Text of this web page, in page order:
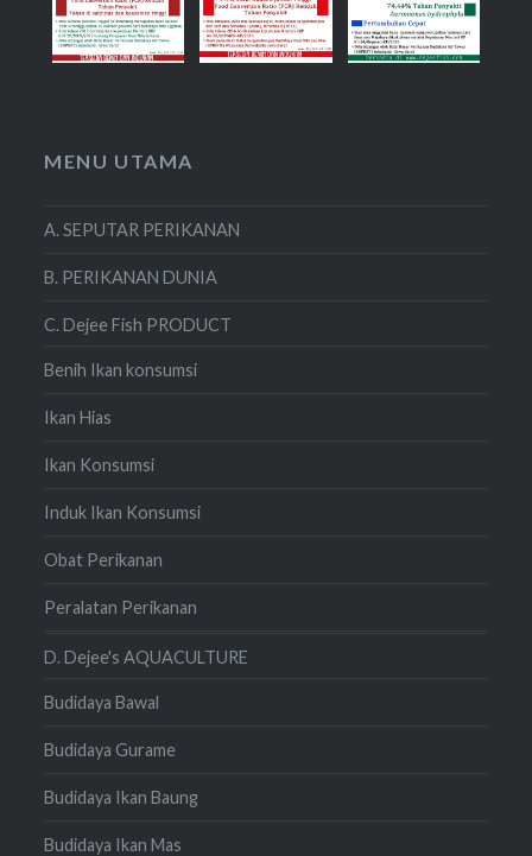
MENU UTAMA
A. SEPUTAR PERIKANAN
B. PERIKANAN DUNIA
C. Dejee Fish PRODUCT
Benih Ikan konsumsi
Ikan Hias
Ikan Konsumsi
Induk Ikan Konsumsi
Obat Perikanan
Peralatan Perikanan
D. Dejee's AQUACULTURE
Budidaya Bawal
Budidaya Gurame
Budidaya Ikan Baung
Budidaya Ikan Mas